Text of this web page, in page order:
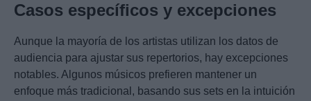
Casos específicos y excepciones
Aunque la mayoría de los artistas utilizan los datos de
audiencia para ajustar sus repertorios, hay excepciones
notables. Algunos músicos prefieren mantener un
enfoque más tradicional, basando sus sets en la intuición